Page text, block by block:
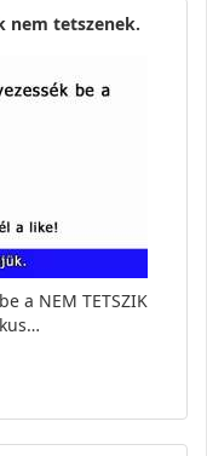
nem tetszenek.
a NEM TETSZIK